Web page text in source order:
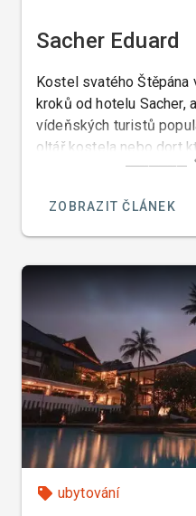
Sacher Eduard
Kostel svatého Štěpána
kroků od hotelu Sacher,
vídeňských turistů
oltář kostela nebo dort
Sacher proslavil.
ZOBRAZIT ČLÁNEK
ubytování